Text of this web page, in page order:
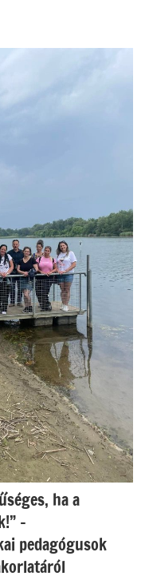
ha a
–
pedagógusok